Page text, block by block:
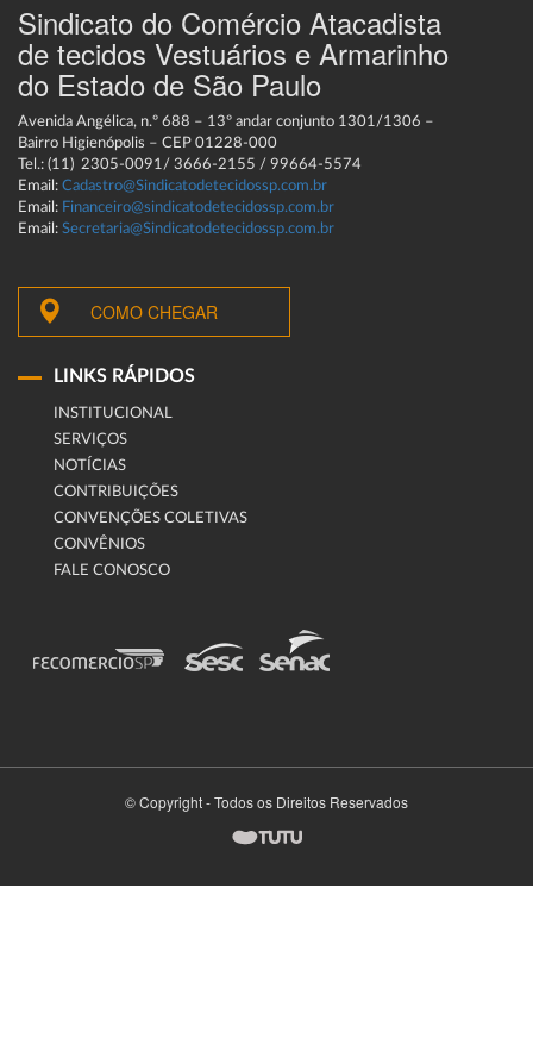
Sindicato do Comércio Atacadista
de tecidos Vestuários e Armarinho
do Estado de São Paulo
Avenida Angélica, n.º 688 – 13º andar conjunto 1301/1306 –
Bairro Higienópolis – CEP 01228-000
Tel.: (11) 2305-0091/ 3666-2155 / 99664-5574
Email: Cadastro@Sindicatodetecidossp.com.br
Email: Financeiro@sindicatodetecidossp.com.br
Email: Secretaria@Sindicatodetecidossp.com.br
COMO CHEGAR
LINKS RÁPIDOS
INSTITUCIONAL
SERVIÇOS
NOTÍCIAS
CONTRIBUIÇÕES
CONVENÇÕES COLETIVAS
CONVÊNIOS
FALE CONOSCO
© Copyright - Todos os Direitos Reservados